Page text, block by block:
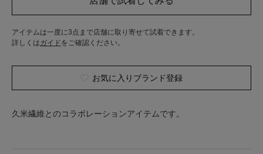
アイテムは一度に3点まで店舗に取り寄せて試着できます。
詳しくはガイド をご確認ください。
お気に入りブランド登録
久米繊維とのコラボレーションアイテムです。